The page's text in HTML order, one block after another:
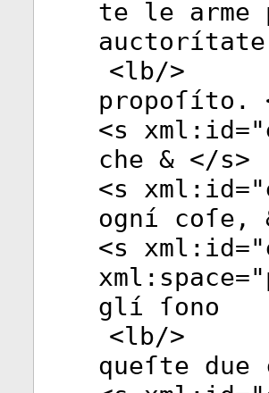
te le arme
<lb/>
propoſíto.
<s xml:id="
che & </s>
<s xml:id="
ogní coſe,
<s xml:id="
xml:space="
glí ſono
<lb/>
queſte